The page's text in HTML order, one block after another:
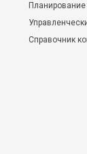
Планирование
Справочник